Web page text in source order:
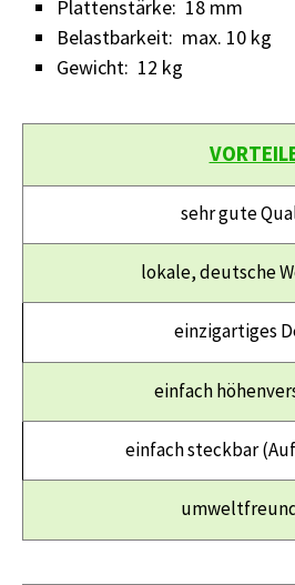
Plattenstärke: 18 mm
Belastbarkeit: max. 10 kg
Gewicht: 12 kg
sehr gute
lokale, deutsche
einzigartiges
einfach
einfach steckbar